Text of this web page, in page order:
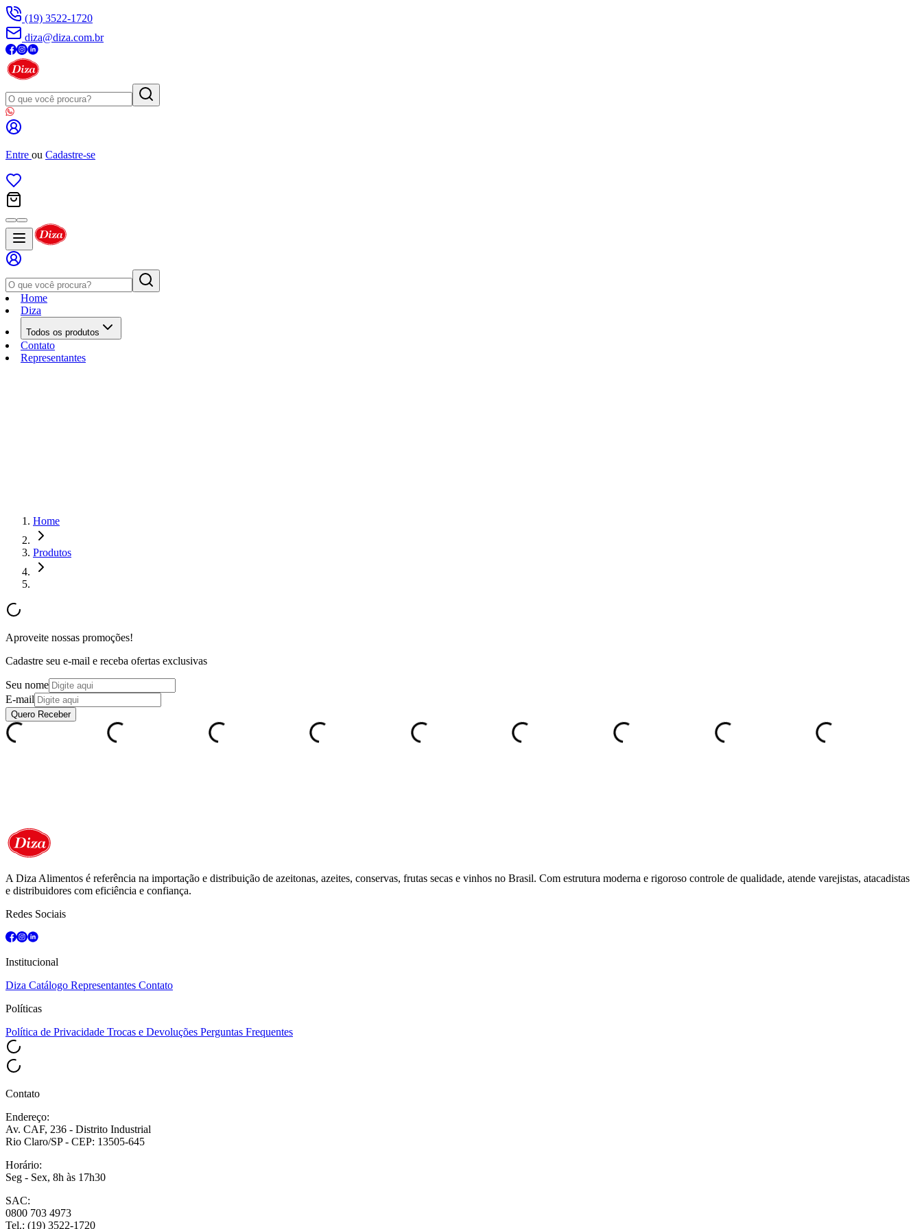
(19) 3522-1720
diza@diza.com.br
Entre ou Cadastre-se
Home
Diza
Todos os produtos
Contato
Representantes
Home
Produtos
Aproveite nossas promoções!
Cadastre seu e-mail e receba ofertas exclusivas
Seu nome
E-mail
Quero Receber
A Diza Alimentos é referência na importação e distribuição de azeitonas, azeites, conservas, frutas secas e vinhos no Brasil. Com estrutura moderna e rigoroso controle de qualidade, atende varejistas, atacadistas
e distribuidores com eficiência e confiança.
Redes Sociais
Institucional
Diza Catálogo Representantes Contato
Políticas
Política de Privacidade Trocas e Devoluções Perguntas Frequentes
Contato
Endereço:
Av. CAF, 236 - Distrito Industrial
Rio Claro/SP - CEP: 13505-645
Horário:
Seg - Sex, 8h às 17h30
SAC:
0800 703 4973
Tel.: (19) 3522-1720